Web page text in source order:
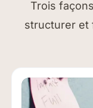
Trois
structurer et